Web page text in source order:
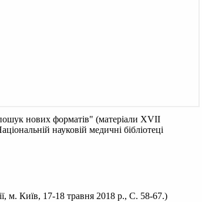
пошук нових форматів" (матеріали XVII
науковій медичні бібліотеці
м. Київ, 17-18 травня 2018 р., С. 58-67.)